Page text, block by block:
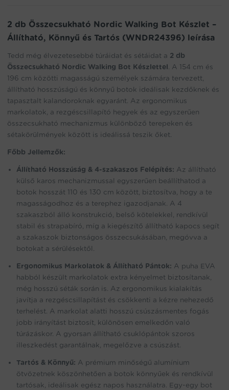
waitlist
for
this
2 db Összecsukható Nordic Walking Bot Készlet –
Állítható, Könnyű és Tartós (WNDR24396) leírása
Tedd még élvezetesebbé túráidat és sétáidat a 2 db
Összecsukható Nordic Walking Bot Készlettel . A 154 cm és
196 cm közötti magasságú személyek számára tervezett,
állítható hosszúságú és könnyű botok ideálisak kezdőknek és
tapasztalt kalandoroknak egyaránt. Az ergonomikus
markolatok, a rezgéscsillapító hegyek és az egyszerűen
összecsukható mechanizmus különböző terepeken és
sétakörülmények között is ideálissá teszik őket.
Főbb Jellemzők:
Állítható Hosszúság & 4-szakaszos Felépítés: Az állítható
külső karos mechanizmussal egyszerűen beállíthatod a
botok hosszát 110 és 130 cm között, biztosítva, hogy a te
magasságodhoz és a terephez igazodjanak. A 4
szakaszból álló konstrukció, belső kötelekkel, rendkívül
stabil és strapabíró, míg a kiegészítő állítható kapocs segít
a szakaszok biztonságos összecsukásában, megóvva a
botokat a sérülésektől.
Ergonomikus Markolatok & Állítható Pántok: A puha EVA
habból készült markolatok extra kényelmet biztosítanak,
még hosszú séták során is. Az ergonomikus kialakítás
javítja a rezgéscsillapítást és csökkenti a kézre nehezedő
terhelést. A markolat alatti hosszú csúszásmentes fogás
jobb irányítást biztosít, különösen emelkedőn való
túrázáskor. A gyorsan állítható csuklópántok szoros
illeszkedést garantálnak, megelőzve a csúszást.
Tartós & Könnyű: A prémium minőségű alumínium
ötvözetnek köszönhetően a botok könnyűek és rendkívül
tartósak, ideálisak egész napos használatra. Egy-egy bot